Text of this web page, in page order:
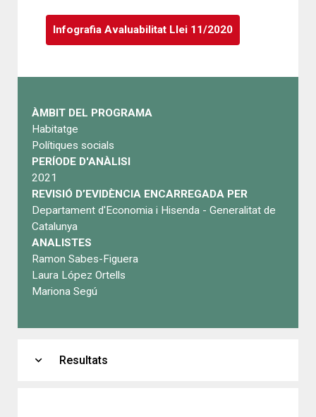
Infografia Avaluabilitat Llei 11/2020
ÀMBIT DEL PROGRAMA
Habitatge
Polítiques socials
PERÍODE D'ANÀLISI
2021
REVISIÓ D’EVIDÈNCIA ENCARREGADA PER
Departament d'Economia i Hisenda - Generalitat de
Catalunya
ANALISTES
Ramon Sabes-Figuera
Laura López Ortells
Mariona Segú
expand_more Resultats